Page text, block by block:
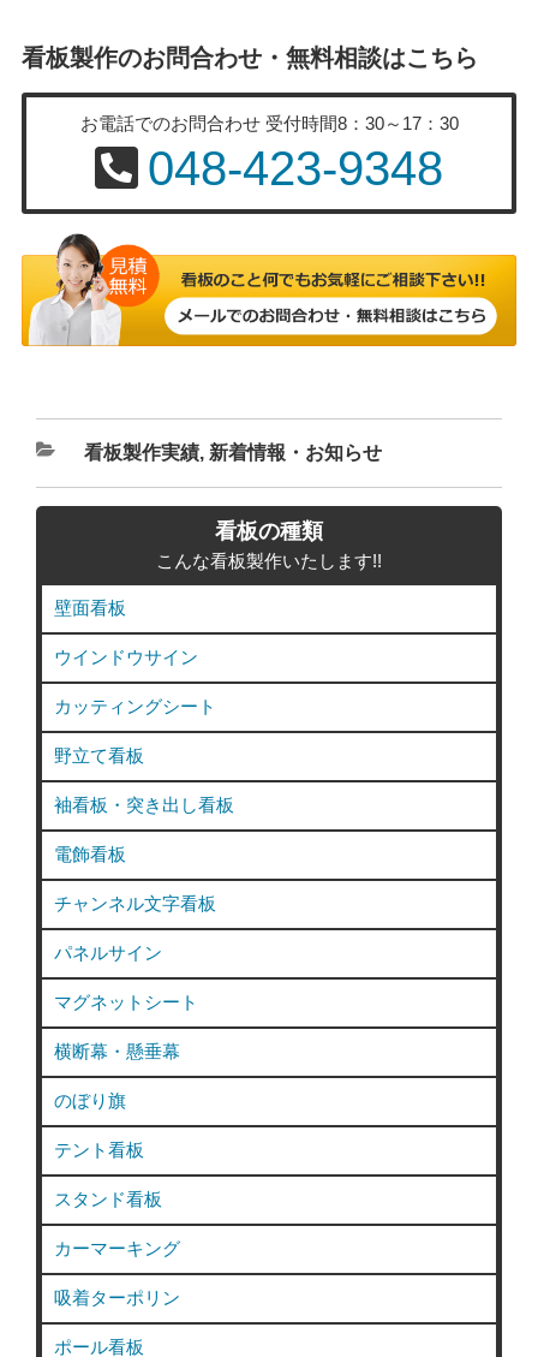
看板製作のお問合わせ・無料相談はこちら
お電話でのお問合わせ 受付時間8：30～17：30
048-423-9348
カ
テ
看板製作実績, 新着情報・お知らせ
看板の種類
こんな看板製作いたします!!
壁面看板
ウインドウサイン
カッティングシート
野立て看板
袖看板・突き出し看板
電飾看板
チャンネル文字看板
パネルサイン
マグネットシート
横断幕・懸垂幕
のぼり旗
テント看板
スタンド看板
カーマーキング
吸着ターポリン
ポール看板